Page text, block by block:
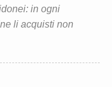
in ogni
li acquisti non